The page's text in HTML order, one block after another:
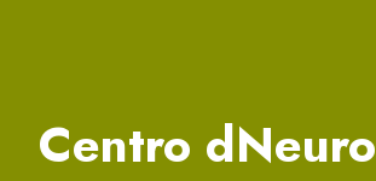
Centro dNeuro